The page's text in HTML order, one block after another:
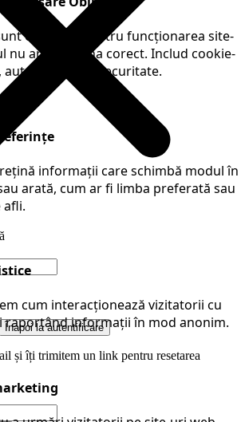
esențiale pentru funcționarea site-
nu ar funcționa corect. Includ cookie-
și securitate.
informații care schimbă modul în
arată, cum ar fi limba preferată sau
afli.
cum interacționează vizitatorii cu
raportând informații în mod anonim.
Înapoi la autentificare
și îți trimitem un link pentru resetarea